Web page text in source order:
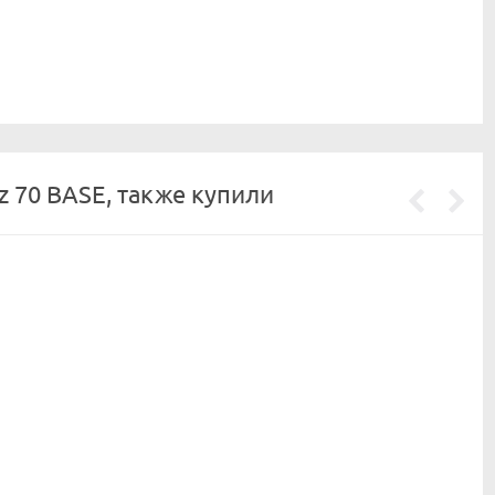
BASE, также купили